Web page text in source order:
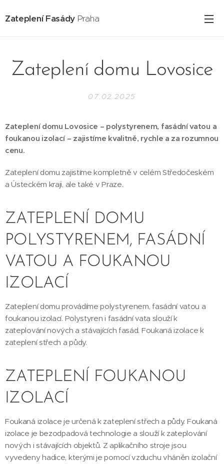
Zateplení Fasády Praha
Zateplení domu Lovosice
07.02.2025
Zateplení domu Lovosice – polystyrenem, fasádní vatou a
foukanou izolací – zajistíme kvalitně, rychle a za rozumnou
cenu.
Zateplení domu zajistíme kompletně v celém Středočeském
a Ústeckém kraji, ale také v Praze.
ZATEPLENÍ DOMU
POLYSTYRENEM, FASÁDNÍ
VATOU A FOUKANOU
IZOLACÍ
Zateplení domu provádíme polystyrenem, fasádní vatou a
foukanou izolací. Polystyren i fasádní vata slouží k
zateplování nových a stávajících fasád. Foukaná izolace k
zateplení střech a půdy.
ZATEPLENÍ FOUKANOU
IZOLACÍ
Foukaná izolace je určená k zateplení střech a půdy. Foukaná
izolace je bezodpadová technologie a slouží k zateplování
nových i stávajících objektů. Z aplikačního stroje jsou
vyvedeny hadice, kterými je pomocí vzduchu vháněn izolační